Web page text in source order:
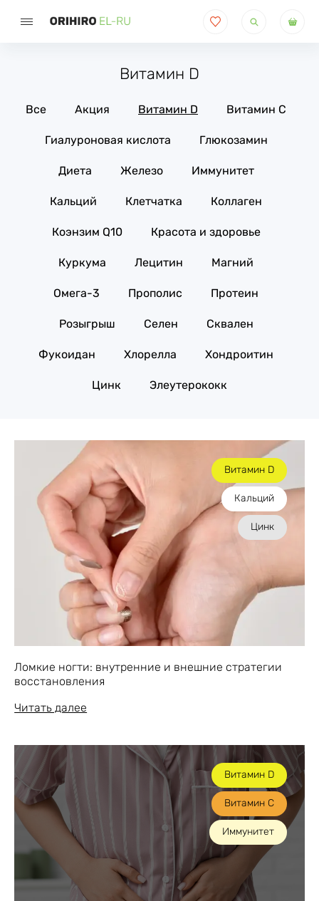
товаров
Витамин D
Все Акция Витамин D Витамин С
Гиалуроновая кислота Глюкозамин
Диета Железо Иммунитет
Кальций Клетчатка Коллаген
Коэнзим Q10 Красота и здоровье
Куркума Лецитин Магний
Омега-3 Прополис Протеин
Розыгрыш Селен Сквален
Фукоидан Хлорелла Хондроитин
Цинк Элеутерококк
Ломкие ногти: внутренние и внешние стратегии
восстановления
Читать далее
Витамин D
Кальций
Цинк
Витамин D
Витамин С
Иммунитет